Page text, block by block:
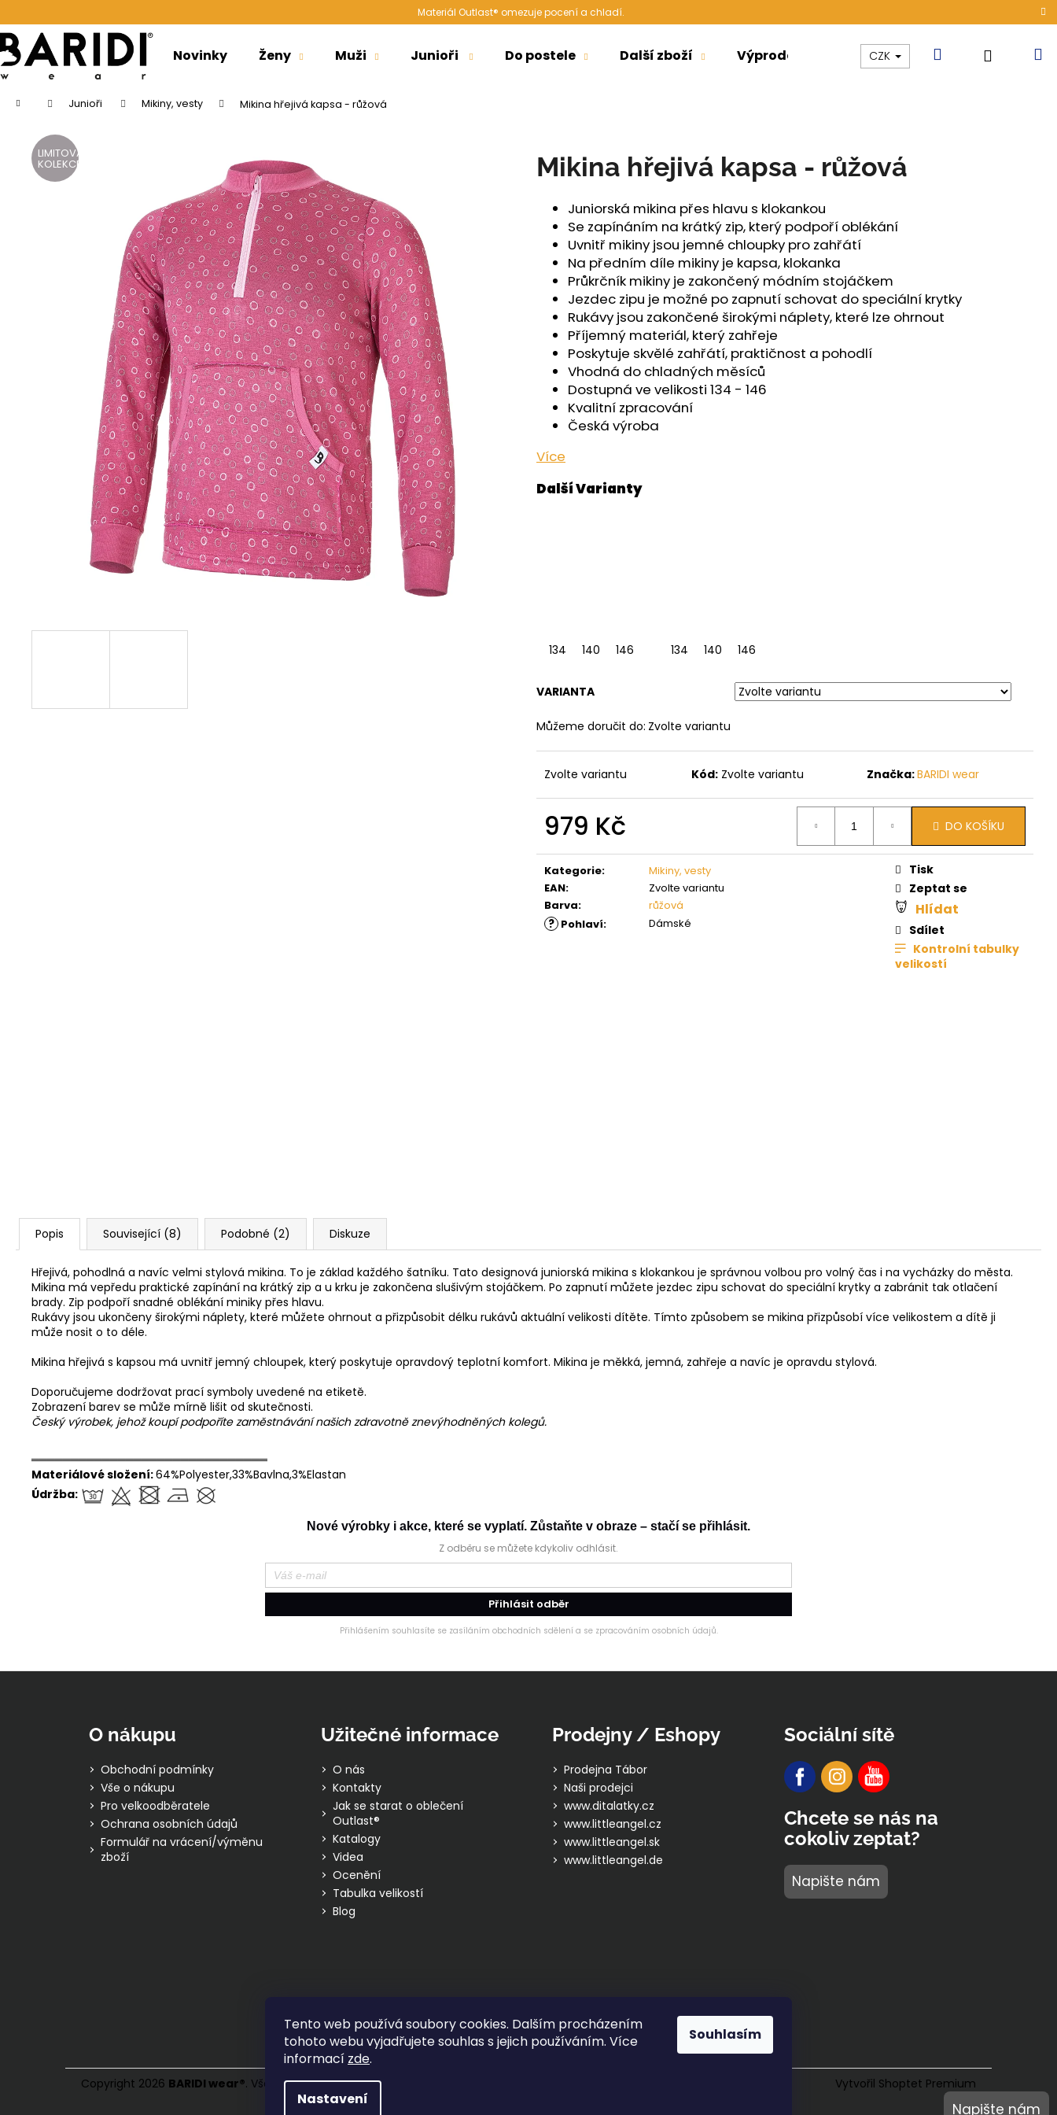
Tento web používá soubory cookies. Dalším procházením
tohoto webu vyjadřujete souhlas s jejich používáním. Více
informací zde.
Nastavení
Souhlasím
na
obsah
Materiál Outlast® omezuje pocení a chladí.
Novinky Ženy Muži Junioři Do postele Další zboží Výprodej Kolekce Akce
CZK Hledat
Domů Junioři Mikiny, vesty Mikina hřejivá kapsa - růžová
Mikina hřejivá kapsa - růžová
Juniorská mikina přes hlavu s klokankou
Se zapínáním na krátký zip, který podpoří oblékání
Uvnitř mikiny jsou jemné chloupky pro zahřátí
Na předním díle mikiny je kapsa, klokanka
Průkrčník mikiny je zakončený módním stojáčkem
Jezdec zipu je možné po zapnutí schovat do speciální krytky
Rukávy jsou zakončené širokými náplety, které lze ohrnout
Příjemný materiál, který zahřeje
Poskytuje skvělé zahřátí, praktičnost a pohodlí
Vhodná do chladných měsíců
Dostupná ve velikosti 134 - 146
Kvalitní zpracování
Česká výroba
Více
134 140 146 134 140 146
VARIANTA
Můžeme doručit do: Zvolte variantu
Zvolte variantu Kód: Zvolte variantu Značka:BARIDI wear
979 Kč DO KOŠÍKU
Kategorie:
Mikiny, vesty
EAN:
Zvolte variantu
Barva: růžová
? Pohlaví: Dámské
Tisk
Zeptat se
Hlídat
Sdílet
Kontrolní tabulky
velikostí
LIMITOVANÁ
KOLEKCE
Popis Související (8) Podobné (2) Diskuze
Hřejivá, pohodlná a navíc velmi stylová mikina. To je základ každého šatníku. Tato designová juniorská mikina s klokankou je správnou volbou pro volný čas i na vycházky do města.
Mikina má vepředu praktické zapínání na krátký zip a u krku je zakončena slušivým stojáčkem. Po zapnutí můžete jezdec zipu schovat do speciální krytky a zabránit tak otlačení
brady. Zip podpoří snadné oblékání miniky přes hlavu.
Rukávy jsou ukončeny širokými náplety, které můžete ohrnout a přizpůsobit délku rukávů aktuální velikosti dítěte. Tímto způsobem se mikina přizpůsobí více velikostem a dítě ji
může nosit o to déle.
Mikina hřejivá s kapsou má uvnitř jemný chloupek, který poskytuje opravdový teplotní komfort. Mikina je měkká, jemná, zahřeje a navíc je opravdu stylová.
Doporučujeme dodržovat prací symboly uvedené na etiketě.
Zobrazení barev se může mírně lišit od skutečnosti.
Český výrobek, jehož koupí podpoříte zaměstnávání našich zdravotně znevýhodněných kolegů.
══════════════════════════════
Materiálové složení:64%Polyester,33%Bavlna,3%Elastan
Údržba:
o
š
í
Zpět
do
Zpět
do
Doporučujeme
PONOŽKY NÍZKÉ OUTLAST® - ČERNÁ
129 Kč
ŠORTKY HIGH LONG DÁMSKÉ TENKÉ
OUTLAST® - ČERNÁ
759 Kč
ŠORTKY HIGH DÁMSKÉ TENKÉ OUTLAST®
- ČERNÁ
599 Kč
Nové výrobky i akce, které se vyplatí. Zůstaňte v obraze – stačí se přihlásit.
Z odběru se můžete kdykoliv odhlásit.
Přihlásit odběr
Přihlášením souhlasíte se zasíláním obchodních sdělení a se zpracováním osobních údajů.
O nákupu
Obchodní podmínky
Vše o nákupu
Pro velkoodběratele
Ochrana osobních údajů
Formulář na vrácení/výměnu
zboží
Užitečné informace
O nás
Kontakty
Jak se starat o oblečení
Outlast®
Katalogy
Videa
Ocenění
Tabulka velikostí
Blog
Prodejny / Eshopy
Prodejna Tábor
Naši prodejci
www.ditalatky.cz
www.littleangel.cz
www.littleangel.sk
www.littleangel.de
Sociální sítě
Chcete se nás na
cokoliv zeptat?
Napište nám
Vytvořil Shoptet Premium
Copyright 2026 BARIDI wear®. Všechna práva vyhrazena.
Napište nám